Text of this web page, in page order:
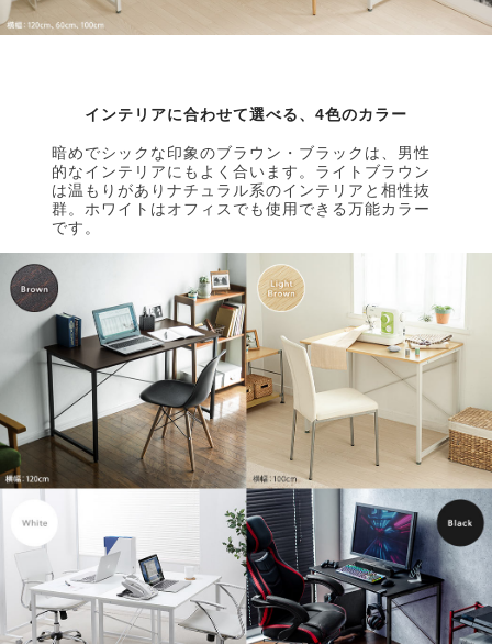
インテリアに合わせて選べる、4色のカラー
暗めでシックな印象のブラウン・ブラックは、男性
的なインテリアにもよく合います。ライトブラウン
は温もりがありナチュラル系のインテリアと相性抜
群。ホワイトはオフィスでも使用できる万能カラー
です。